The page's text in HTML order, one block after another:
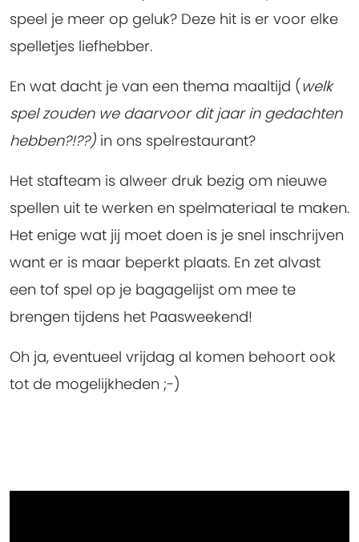
speel je meer op geluk? Deze hit is er voor elke
spelletjes liefhebber.
En wat dacht je van een thema maaltijd (welk
spel zouden we daarvoor dit jaar in gedachten
hebben?!??) in ons spelrestaurant?
Het stafteam is alweer druk bezig om nieuwe
spellen uit te werken en spelmateriaal te maken.
Het enige wat jij moet doen is je snel inschrijven
want er is maar beperkt plaats. En zet alvast
een tof spel op je bagagelijst om mee te
brengen tijdens het Paasweekend!
Oh ja, eventueel vrijdag al komen behoort ook
tot de mogelijkheden ;-)